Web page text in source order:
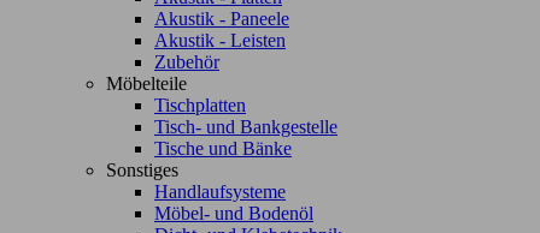
Akustik - Paneele
Akustik - Leisten
Zubehör
Möbelteile
Tischplatten
Tisch- und Bankgestelle
Tische und Bänke
Sonstiges
Handlaufsysteme
Möbel- und Bodenöl